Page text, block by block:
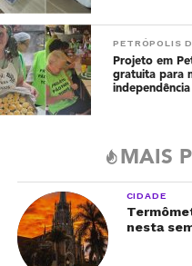
PETRÓPOLIS
Projeto em
gratuita para
MAIS
CIDADE
nesta